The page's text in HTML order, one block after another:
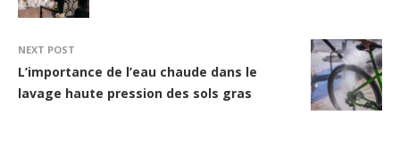
NEXT POST
L’importance de l’eau chaude dans le
lavage haute pression des sols gras